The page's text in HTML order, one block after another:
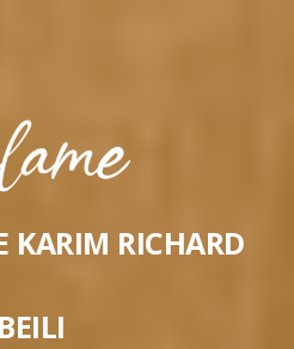
KARIM RICHARD